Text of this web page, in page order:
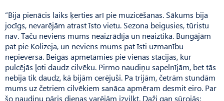
“Bija pienācis laiks ķerties arī pie muzicēšanas. Sākums bija
jocīgs, nevarējām atrast īsto vietu. Sezona beigusies, tūristu
nav. Taču neviens mums neaizrādīja un neaiztika. Bungājām
pat pie Kolizeja, un neviens mums pat īsti uzmanību
nepievērsa. Beigās apmetāmies pie vienas stacijas, kur
pulcējās ļoti daudz cilvēku. Pirmo naudiņu sapelnījām, bet tās
nebija tik daudz, kā bijām cerējuši. Pa trijām, četrām stundām
mums uz četriem cilvēkiem sanāca apmēram desmit eiro. Par
šo naudiņu pāris dienas varējām izvilkt. Daži gan sūrojās: